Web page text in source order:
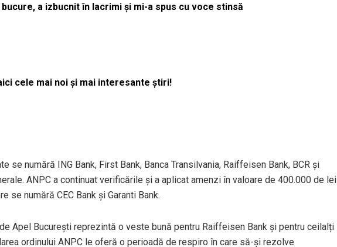
bucure, a izbucnit în lacrimi și mi-a spus cu voce stinsă
cele mai noi și mai interesante știri!
se numără ING Bank, First Bank, Banca Transilvania, Raiffeisen Bank, BCR și
ANPC a continuat verificările și a aplicat amenzi în valoare de 400.000 de lei
se numără CEC Bank și Garanti Bank.
Apel București reprezintă o veste bună pentru Raiffeisen Bank și pentru ceilalți
ordinului ANPC le oferă o perioadă de respiro în care să-și rezolve